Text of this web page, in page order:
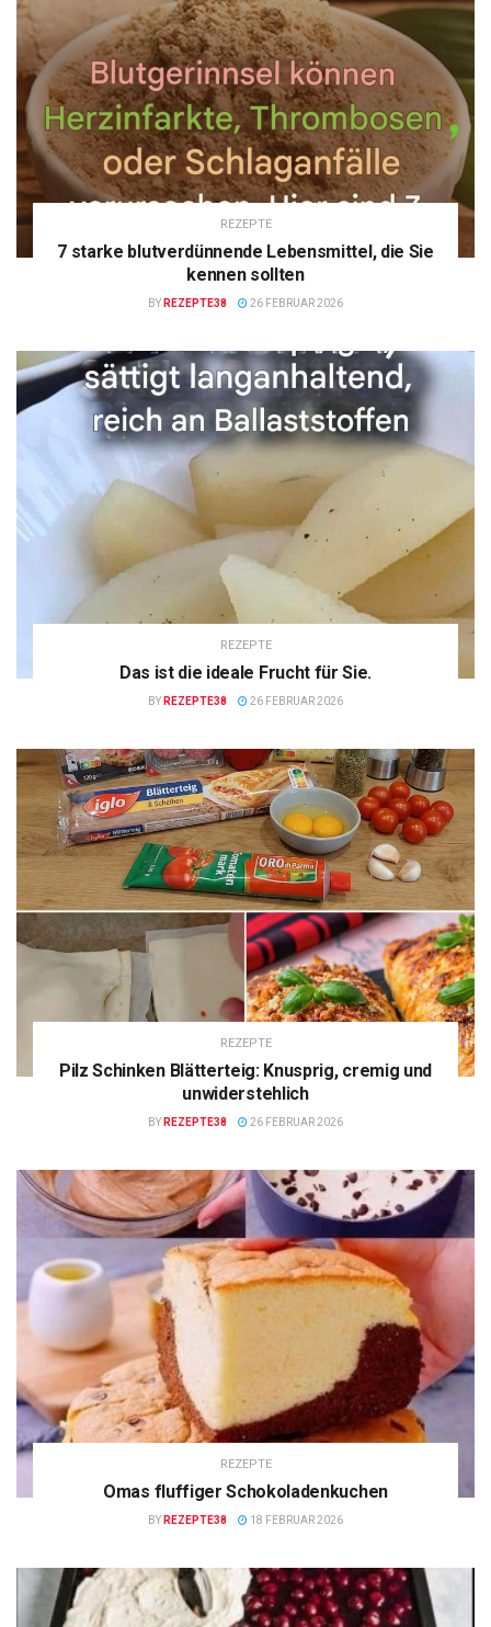
REZEPTE
7 starke blutverdünnende Lebensmittel, die Sie
kennen sollten
BY REZEPTE38 26 FEBRUAR 2026
REZEPTE
Das ist die ideale Frucht für Sie.
BY REZEPTE38 26 FEBRUAR 2026
REZEPTE
Pilz Schinken Blätterteig: Knusprig, cremig und
unwiderstehlich
BY REZEPTE38 26 FEBRUAR 2026
REZEPTE
Omas fluffiger Schokoladenkuchen
BY REZEPTE38 18 FEBRUAR 2026